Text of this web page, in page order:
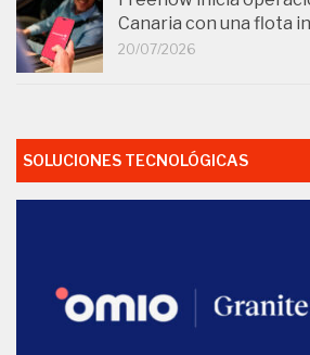
Canaria con una flota
20/07/2026
SOLUCIONES TECNOLÓGICAS